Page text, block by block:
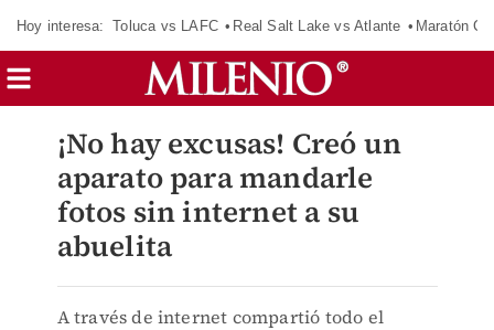
Hoy interesa: Toluca vs LAFC Real Salt Lake vs Atlante Maratón
¡No hay excusas! Creó un
aparato para mandarle
fotos sin internet a su
abuelita
A través de internet compartió todo el